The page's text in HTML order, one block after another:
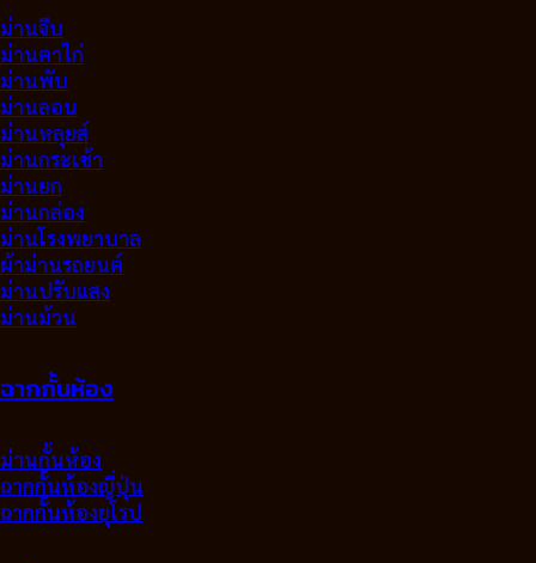
ม่านจีบ
ม่านตาไก่
ม่านพับ
ม่านลอน
ม่านหลุยส์
ม่านกระเช้า
ม่านยก
ม่านกล่อง
ม่านโรงพยาบาล
ผ้าม่านรถยนต์
ม่านปรับแสง
ม่านม้วน
ฉากกั้นห้อง
ม่านกั้นห้อง
ฉากกั้นห้องญี่ปุ่น
ฉากกั้นห้องยุโรป